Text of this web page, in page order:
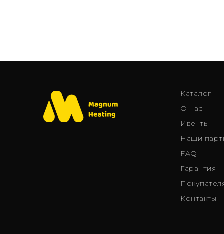
Каталог
О нас
Ивенты
Наши
FAQ
Гарантия
Контакты